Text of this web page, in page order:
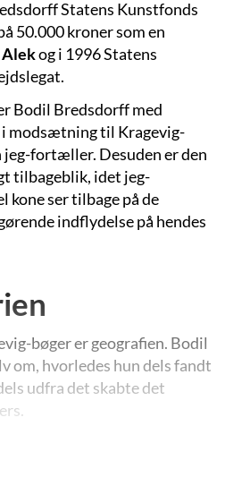
Statens Kunstfonds
50.000 kroner som en
Alekog i 1996 Statens
Bodil Bredsdorff med
modsætning til Kragevig-
jeg-fortæller. Desuden er den
tilbageblik, idet jeg-
ser tilbage på de
indflydelse på hendes
bøger er geografien. Bodil
hvorledes hun dels fandt
udfra det skabte det